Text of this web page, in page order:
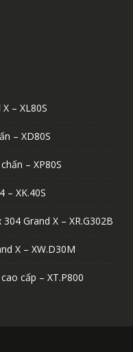
– XL80S
– XD80S
– XP80S
– XK.40S
Grand X – XR.G302B
X – XW.D30M
cấp – XT.P800